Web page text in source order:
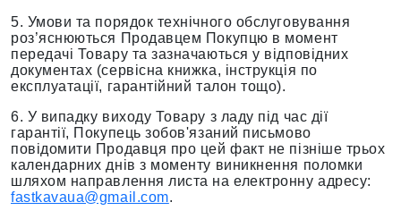
5. Умови та порядок технічного обслуговування
роз’яснюються Продавцем Покупцю в момент
передачі Товару та зазначаються у відповідних
документах (сервісна книжка, інструкція по
експлуатації, гарантійний талон тощо).
6. У випадку виходу Товару з ладу під час дії
гарантії, Покупець зобов'язаний письмово
повідомити Продавця про цей факт не пізніше трьох
календарних днів з моменту виникнення поломки
шляхом направлення листа на електронну адресу:
fastkavaua@gmail.com.